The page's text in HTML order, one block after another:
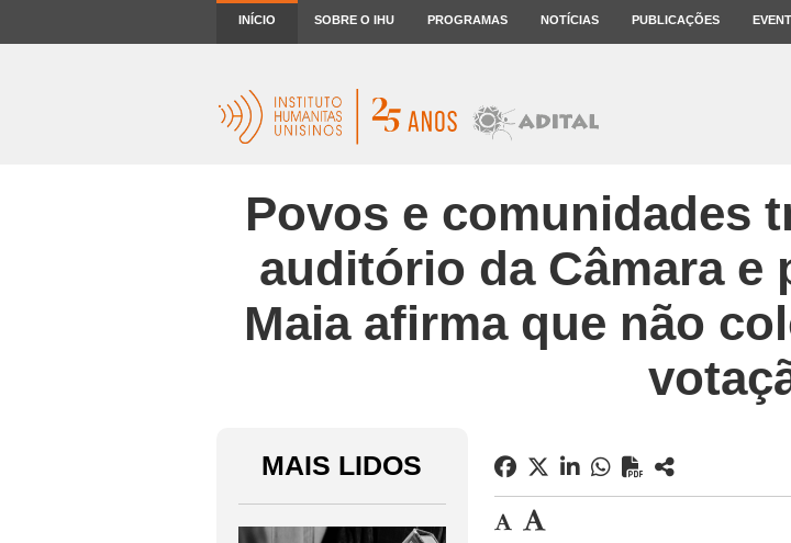
INÍCIO SOBRE O IHU PROGRAMAS NOTÍCIAS PUBLICAÇÕES
Povos e comunidades
auditório da Câmara e
Maia afirma que não
MAIS LIDOS